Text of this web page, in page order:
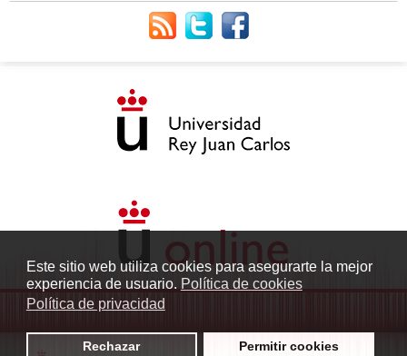
Este sitio web utiliza cookies para asegurarte la mejor
experiencia de usuario. Política de cookies
Política de privacidad
Rechazar Permitir cookies